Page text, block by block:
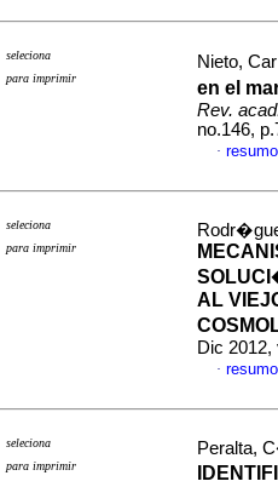
seleciona
para imprimir
Nieto,
en el
Rev.
no.146,
·
seleciona
para imprimir
AL
Dic 2012,
·
seleciona
para imprimir
Peralta,